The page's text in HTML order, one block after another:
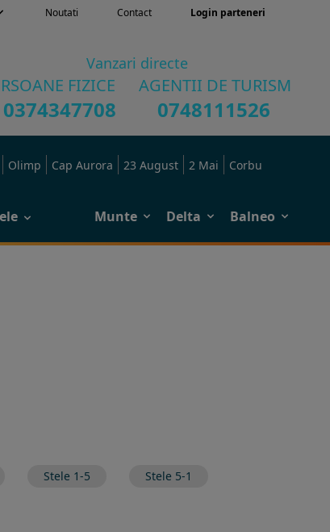
Noutati Contact Login parteneri
Vanzari directe
FIZICE AGENTII DE TURISM
0374347708 0748111526
Olimp Cap Aurora 23 August 2 Mai
Corbu
Munte Delta Balneo
Stele 1-5 Stele 5-1